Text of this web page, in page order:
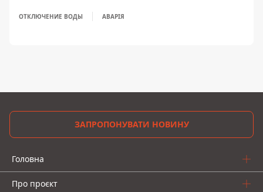
ОТКЛЮЧЕНИЕ ВОДЫ АВАРІЯ
ЗАПРОПОНУВАТИ НОВИНУ
Головна
Про проєкт